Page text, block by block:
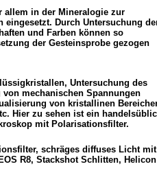
in der Mineralogie zur
eingesetzt. Durch Untersuchung
und Farben können so
der Gesteinsprobe gezogen
Untersuchung des
mechanischen Spannungen
von kristallinen
Hier zu sehen ist ein
mit Polarisationsfilter.
schräges diffuses Licht
R8, Stackshot Schlitten, Helicon